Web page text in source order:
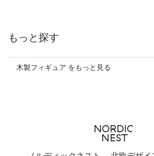
もっと探す
木製フィギュア をもっと見る